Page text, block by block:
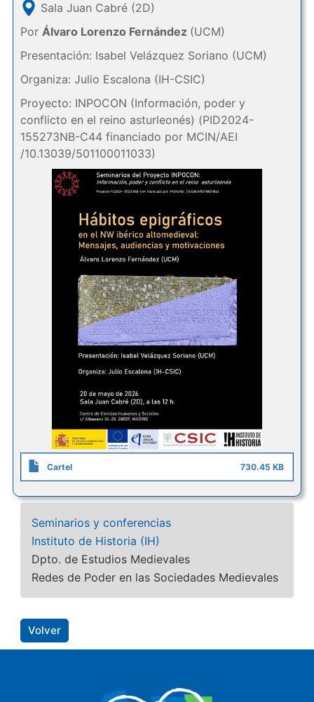
Sala Juan Cabré (2D)
Por Álvaro Lorenzo Fernández (UCM)
Presentación: Isabel Velázquez Soriano (UCM)
Organiza: Julio Escalona (IH-CSIC)
Proyecto: INPOCON (Información, poder y
conflicto en el reino asturleonés) (PID2024-
155273NB-C44 financiado por MCIN/AEI
/10.13039/501100011033)
Cartel 730.45 KB
Seminarios y conferencias
Instituto de Historia (IH)
Dpto. de Estudios Medievales
Redes de Poder en las Sociedades Medievales
Volver